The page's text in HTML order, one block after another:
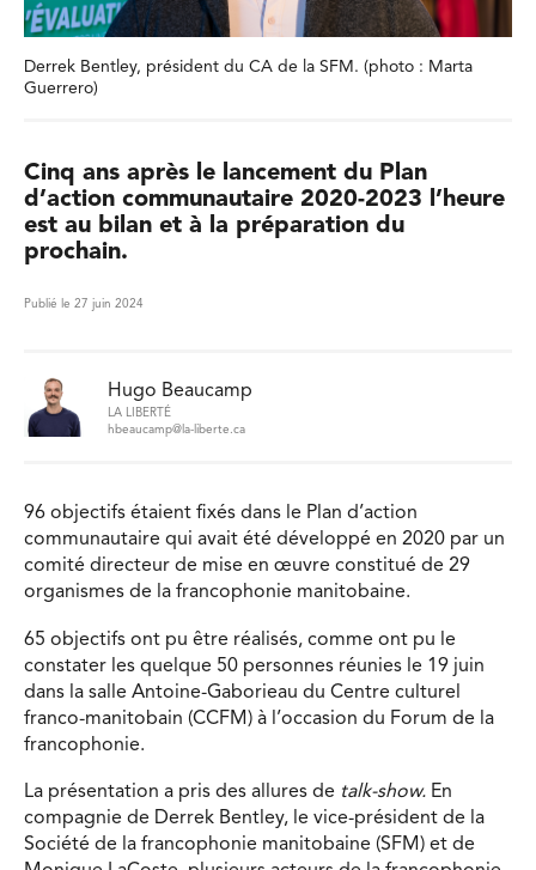
Derrek Bentley, président du CA de la SFM. (photo : Marta
Guerrero)
Cinq ans après le lancement du Plan
d’action communautaire 2020-2023 l’heure
est au bilan et à la préparation du
prochain.
Publié le 27 juin 2024
Hugo Beaucamp
LA LIBERTÉ
hbeaucamp@la-liberte.ca
96 objectifs étaient fixés dans le Plan d’action
communautaire qui avait été développé en 2020 par un
comité directeur de mise en œuvre constitué de 29
organismes de la francophonie manitobaine.
65 objectifs ont pu être réalisés, comme ont pu le
constater les quelque 50 personnes réunies le 19 juin
dans la salle Antoine-Gaborieau du Centre culturel
franco-manitobain (CCFM) à l’occasion du Forum de la
francophonie.
La présentation a pris des allures de talk-show. En
compagnie de Derrek Bentley, le vice-président de la
Société de la francophonie manitobaine (SFM) et de